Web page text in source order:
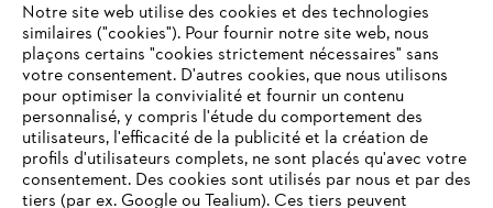
Notre site web utilise des cookies et des technologies
similaires ("cookies"). Pour fournir notre site web, nous
plaçons certains "cookies strictement nécessaires" sans
votre consentement. D'autres cookies, que nous utilisons
pour optimiser la convivialité et fournir un contenu
personnalisé, y compris l'étude du comportement des
utilisateurs, l'efficacité de la publicité et la création de
profils d'utilisateurs complets, ne sont placés qu'avec votre
consentement. Des cookies sont utilisés par nous et par des
tiers (par ex. Google ou Tealium). Ces tiers peuvent